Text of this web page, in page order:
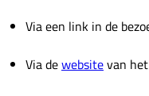
Via een link in de
Via dewebsitevan